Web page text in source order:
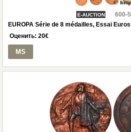
E-AUCTION
600-
EUROPA Série de 8 médailles, Essai
Оценить: 20€
MS